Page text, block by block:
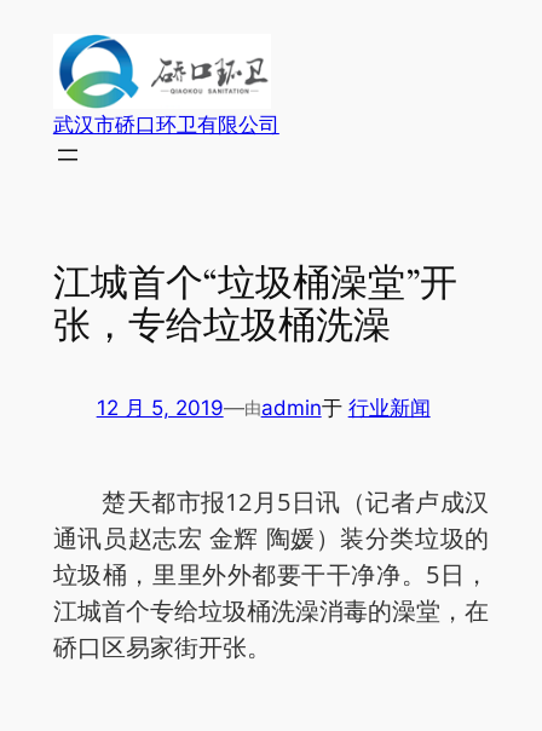
武汉市硚口环卫有限公司
江城首个“垃圾桶澡堂”开
张，专给垃圾桶洗澡
12 月 5, 2019—由admin于 行业新闻
楚天都市报12月5日讯（记者卢成汉
通讯员赵志宏 金辉 陶媛）装分类垃圾的
垃圾桶，里里外外都要干干净净。5日，
江城首个专给垃圾桶洗澡消毒的澡堂，在
硚口区易家街开张。